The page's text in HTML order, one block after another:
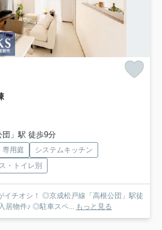
」駅 徒歩9分
専用庭
システムキッチン
・トイレ別
イチオシ！ ◎京成松戸線「高根公団」駅徒
歩約9分！ ◎2024年築の未入居物件♪ ◎駐車スペ... もっと見る